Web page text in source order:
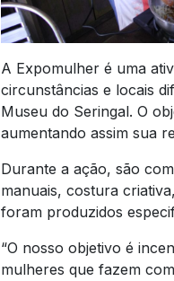
A Expomulher é uma
circunstâncias e locais
Museu do Seringal. O
aumentando assim sua
Durante a ação, são
manuais, costura
foram produzidos
“O nosso objetivo é
mulheres que fazem